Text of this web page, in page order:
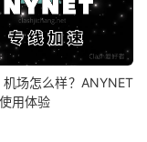
机场怎么样？ANYNET
用体验